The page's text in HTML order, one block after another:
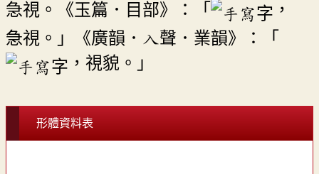
急視。《玉篇．目部》：「
，
急視。」《廣韻．入聲．業韻》：「
，視貌。」
形體資料表